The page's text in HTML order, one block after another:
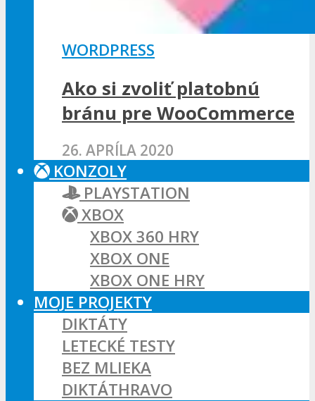
WORDPRESS
Ako si zvoliť platobnú
bránu pre WooCommerce
26. APRÍLA 2020
KONZOLY
PLAYSTATION
XBOX
XBOX 360 HRY
XBOX ONE
XBOX ONE HRY
MOJE PROJEKTY
DIKTÁTY
LETECKÉ TESTY
BEZ MLIEKA
DIKTÁTHRAVO